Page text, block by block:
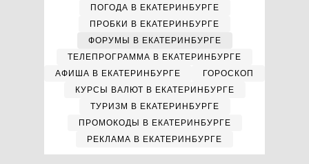
ПОГОДА В ЕКАТЕРИНБУРГЕ
ПРОБКИ В ЕКАТЕРИНБУРГЕ
ФОРУМЫ В ЕКАТЕРИНБУРГЕ
ТЕЛЕПРОГРАММА В ЕКАТЕРИНБУРГЕ
АФИША В ЕКАТЕРИНБУРГЕ
ГОРОСКОП
КУРСЫ ВАЛЮТ В ЕКАТЕРИНБУРГЕ
ТУРИЗМ В ЕКАТЕРИНБУРГЕ
ПРОМОКОДЫ В ЕКАТЕРИНБУРГЕ
РЕКЛАМА В ЕКАТЕРИНБУРГЕ